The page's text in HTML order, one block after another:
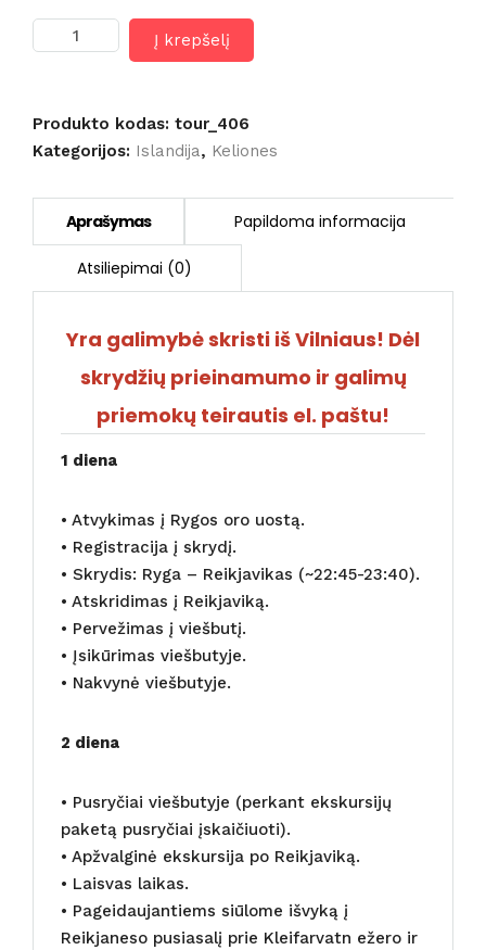
produkto
kiekis:
vulkanų
ir
šalis
(skrydis
iš
su
Į krepšelį
Produkto kodas: tour_406
Kategorijos: Islandija, Keliones
Yra galimybė skristi iš Vilniaus! Dėl
skrydžių prieinamumo ir galimų
priemokų teirautis el. paštu!
1 diena
• Atvykimas į Rygos oro uostą.
• Registracija į skrydį.
• Skrydis: Ryga – Reikjavikas (~22:45-23:40).
• Atskridimas į Reikjaviką.
• Pervežimas į viešbutį.
• Įsikūrimas viešbutyje.
• Nakvynė viešbutyje.
2 diena
• Pusryčiai viešbutyje (perkant ekskursijų
paketą pusryčiai įskaičiuoti).
• Apžvalginė ekskursija po Reikjaviką.
• Laisvas laikas.
• Pageidaujantiems siūlome išvyką į
Reikjaneso pusiasalį prie Kleifarvatn ežero ir